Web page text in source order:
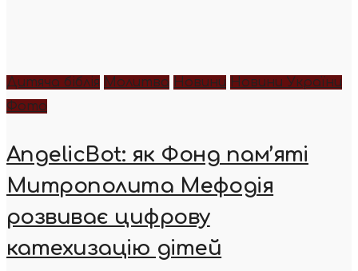
Дитяча біблія Молитва Новини Новини України
Фото
AngelicBot: як Фонд пам’яті
Митрополита Мефодія
розвиває цифрову
катехизацію дітей